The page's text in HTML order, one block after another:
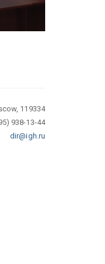
119334
938-13-44
dir@igh.ru